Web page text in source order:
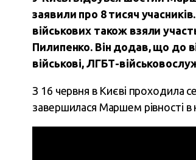
заявили про 8 тисяч
військових також взяли
Пилипенко. Він додав, що до
військові, ЛГБТ-
З 16 червня в Києві проходила
завершилася Маршем рівності в